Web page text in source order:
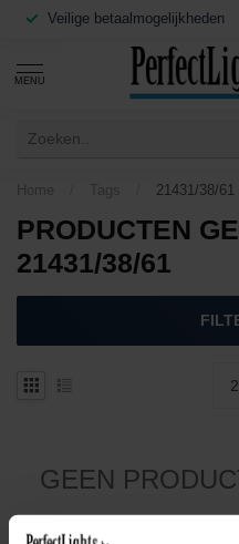
Veilige betaalmogelijkheden
MENU
Home Tags 21431/38/61
PRODUCTEN
21431/38/61
GEEN